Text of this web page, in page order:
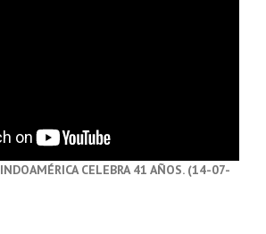
INDOAMÉRICA CELEBRA 41 AÑOS. (14-07-